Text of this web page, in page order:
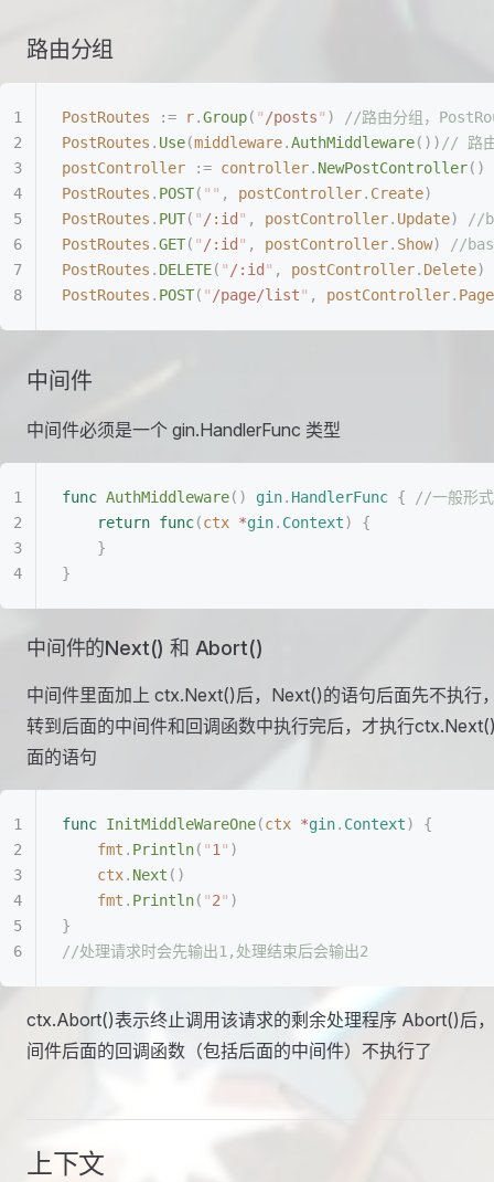
路由分组
PostRoutes := r.Group( " /posts" )
//路由分组，
PostRoutes . Use(middleware.AuthMiddleware()) // 路由
postController := controller. NewPostController()
PostRoutes . POST( "" , postController. Create)
PostRoutes . PUT( " /:id " , postController. Update)
//
PostRoutes .GET( " /:id " , postController. Show)
//
PostRoutes . DELETE( " /:id " , postController. Delete)
PostRoutes . POST( " /page/list" , postController.
中间件
中间件必须是一个 gin.HandlerFunc 类型
func AuthMiddleware() gin. HandlerFunc { //一般形式
	return
func(ctx *gin. Context)
{
	}
}
中间件的Next() 和 Abort()
中间件里面加上 ctx.Next()后，Next()的语句后面先不执行
转到后面的中间件和回调函数中执行完后，才执行
面的语句
func InitMiddleWareOne(ctx *gin. Context)
{
	fmt
. Println( "1 " )
	ctx
. Next ()
	fmt
. Println( "2" )
}
//处理请求时会先输出1,处理结束后会输出2
ctx.Abort()表示终止调用该请求的剩余处理程序 Abort()后
间件后面的回调函数（包括后面的中间件）不执行了
上下文